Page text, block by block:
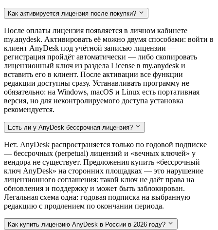
Как активируется лицензия после покупки?
После оплаты лицензия появляется в личном кабинете
my.anydesk. Активировать её можно двумя способами: войти в
клиент AnyDesk под учётной записью лицензии —
регистрация пройдёт автоматически — либо скопировать
лицензионный ключ из раздела License в my.anydesk и
вставить его в клиент. После активации все функции
редакции доступны сразу. Устанавливать программу не
обязательно: на Windows, macOS и Linux есть портативная
версия, но для неконтролируемого доступа установка
рекомендуется.
Есть ли у AnyDesk бессрочная лицензия?
Нет. AnyDesk распространяется только по годовой подписке
— бессрочных (perpetual) лицензий и «вечных ключей» у
вендора не существует. Предложения купить «бессрочный
ключ AnyDesk» на сторонних площадках — это нарушение
лицензионного соглашения: такой ключ не даёт права на
обновления и поддержку и может быть заблокирован.
Легальная схема одна: годовая подписка на выбранную
редакцию с продлением по окончании периода.
Как купить лицензию AnyDesk в России в 2026 году?